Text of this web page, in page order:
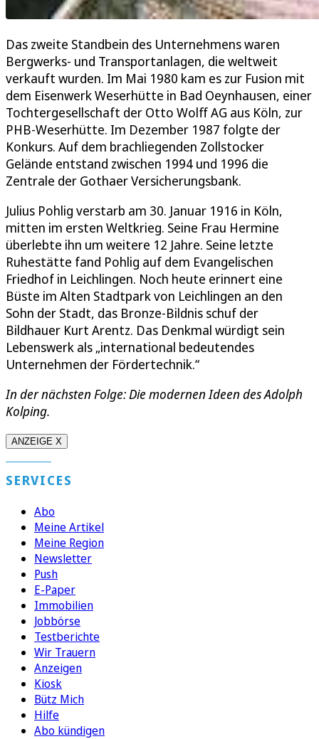
Das zweite Standbein des Unternehmens waren
Bergwerks- und Transportanlagen, die weltweit
verkauft wurden. Im Mai 1980 kam es zur Fusion mit
dem Eisenwerk Weserhütte in Bad Oeynhausen, einer
Tochtergesellschaft der Otto Wolff AG aus Köln, zur
PHB-Weserhütte. Im Dezember 1987 folgte der
Konkurs. Auf dem brachliegenden Zollstocker
Gelände entstand zwischen 1994 und 1996 die
Zentrale der Gothaer Versicherungsbank.
Julius Pohlig verstarb am 30. Januar 1916 in Köln,
mitten im ersten Weltkrieg. Seine Frau Hermine
überlebte ihn um weitere 12 Jahre. Seine letzte
Ruhestätte fand Pohlig auf dem Evangelischen
Friedhof in Leichlingen. Noch heute erinnert eine
Büste im Alten Stadtpark von Leichlingen an den
Sohn der Stadt, das Bronze-Bildnis schuf der
Bildhauer Kurt Arentz. Das Denkmal würdigt sein
Lebenswerk als „international bedeutendes
Unternehmen der Fördertechnik.“
In der nächsten Folge: Die modernen Ideen des Adolph
Kolping.
ANZEIGE X
SERVICES
Abo
Meine Artikel
Meine Region
Newsletter
Push
E-Paper
Immobilien
Jobbörse
Testberichte
Wir Trauern
Anzeigen
Kiosk
Bütz Mich
Hilfe
Abo kündigen